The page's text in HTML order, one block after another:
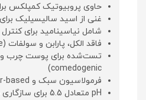
حاوی پروبیوتیک کمپلکس
غنی از اسید سالیسیلیک برای exfoliation ملایم
شامل نیاسینامید برای
فاقد الکل، پارابن و سولفات (alcohol-free)
comedogenic)
فرمولاسیون سبک و water-based
pH متعادل 5.5 برای سازگاری با پوست